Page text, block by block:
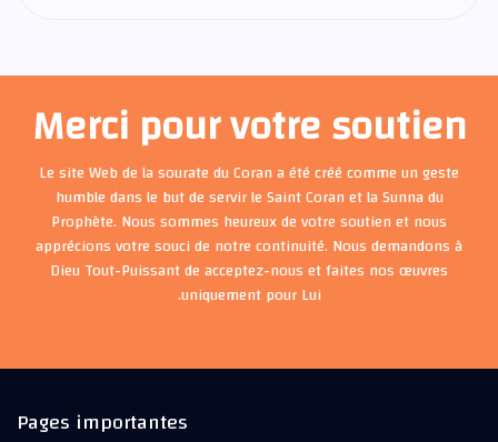
Merci pour votre soutien
Le site Web de la sourate du Coran a été créé comme un geste
humble dans le but de servir le Saint Coran et la Sunna du
Prophète. Nous sommes heureux de votre soutien et nous
apprécions votre souci de notre continuité. Nous demandons à
Dieu Tout-Puissant de acceptez-nous et faites nos œuvres
uniquement pour Lui.
Pages importantes